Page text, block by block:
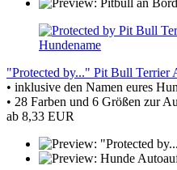
"Protected by..." Pit Bull Terrier
• inklusive den Namen eures
• 28 Farben und 6 Größen zur
ab 8,33 EUR